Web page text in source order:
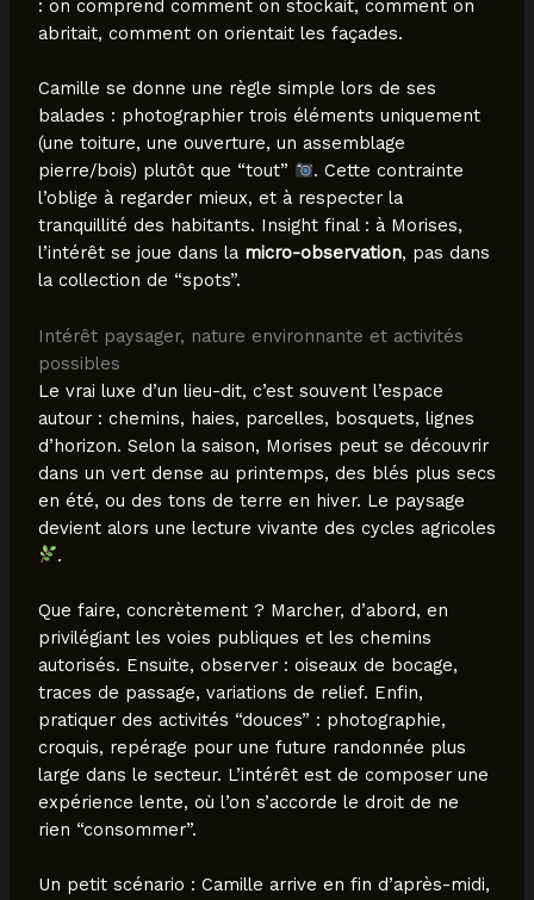
: on comprend comment on stockait, comment on
abritait, comment on orientait les façades.
Camille se donne une règle simple lors de ses
balades : photographier trois éléments uniquement
(une toiture, une ouverture, un assemblage
pierre/bois) plutôt que “tout”
. Cette contrainte
l’oblige à regarder mieux, et à respecter la
tranquillité des habitants. Insight final : à Morises,
l’intérêt se joue dans la micro-observation, pas dans
la collection de “spots”.
Intérêt paysager, nature environnante et activités
possibles
Le vrai luxe d’un lieu-dit, c’est souvent l’espace
autour : chemins, haies, parcelles, bosquets, lignes
d’horizon. Selon la saison, Morises peut se découvrir
dans un vert dense au printemps, des blés plus secs
en été, ou des tons de terre en hiver. Le paysage
devient alors une lecture vivante des cycles agricoles
.
Que faire, concrètement ? Marcher, d’abord, en
privilégiant les voies publiques et les chemins
autorisés. Ensuite, observer : oiseaux de bocage,
traces de passage, variations de relief. Enfin,
pratiquer des activités “douces” : photographie,
croquis, repérage pour une future randonnée plus
large dans le secteur. L’intérêt est de composer une
expérience lente, où l’on s’accorde le droit de ne
rien “consommer”.
Un petit scénario : Camille arrive en fin d’après-midi,